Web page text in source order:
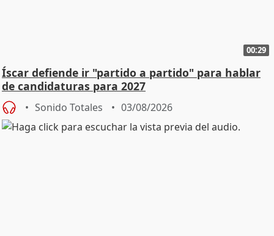
00:29
Íscar defiende ir "partido a partido" para hablar
de candidaturas para 2027
Sonido Totales 03/08/2026